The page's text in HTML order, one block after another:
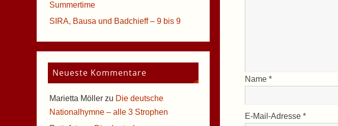
Name *
E-Mail-Adresse *
Summertime
SIRA, Bausa und Badchieff – 9 bis 9
Neueste Kommentare
Marietta Möllerzu Die deutsche
Nationalhymne – alle 3 Strophen